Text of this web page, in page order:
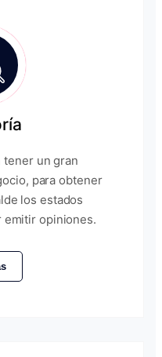
tener un gran
para obtener
los estados
emitir opiniones.